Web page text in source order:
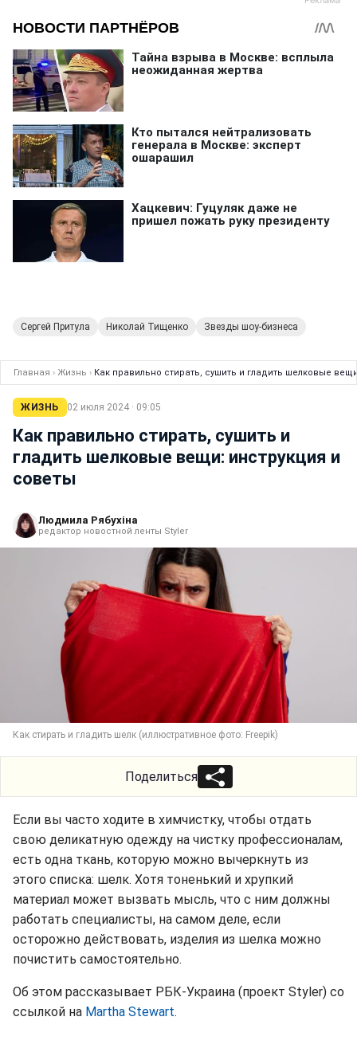
Сергей Притула Николай Тищенко Звезды шоу-бизнеса
Главная › Жизнь › Как правильно стирать, сушить и гладить шелковые
ЖИЗНЬ 02 июля 2024 · 09:05
Как правильно стирать, сушить и
гладить шелковые вещи: инструкция и
советы
Людмила Рябухіна
редактор новостной ленты Styler
Как стирать и гладить шелк (иллюстративное фото: Freepik)
Поделиться
Если вы часто ходите в химчистку, чтобы отдать
свою деликатную одежду на чистку профессионалам,
есть одна ткань, которую можно вычеркнуть из
этого списка: шелк. Хотя тоненький и хрупкий
материал может вызвать мысль, что с ним должны
работать специалисты, на самом деле, если
осторожно действовать, изделия из шелка можно
почистить самостоятельно.
Об этом рассказывает РБК-Украина (проект Styler) со
ссылкой на Martha Stewart.